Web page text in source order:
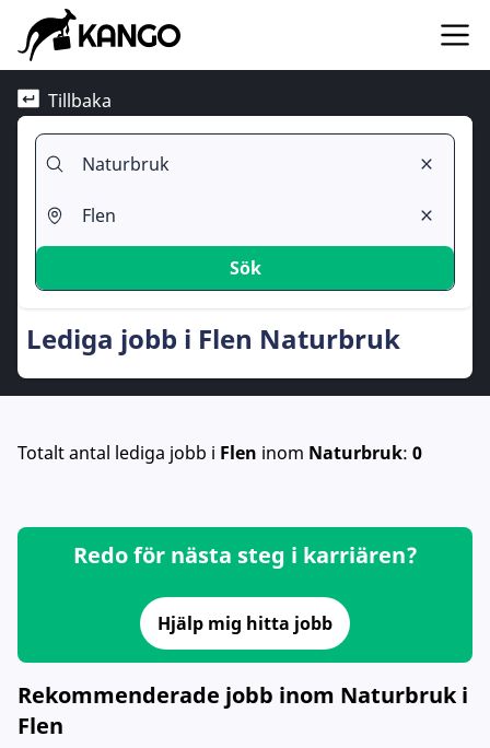
Tillbaka
Sök
Lediga jobb i Flen Naturbruk
Totalt antal lediga jobb i Flen inom Naturbruk: 0
Redo för nästa steg i karriären?
Hjälp mig hitta jobb
Rekommenderade jobb inom Naturbruk i
Flen